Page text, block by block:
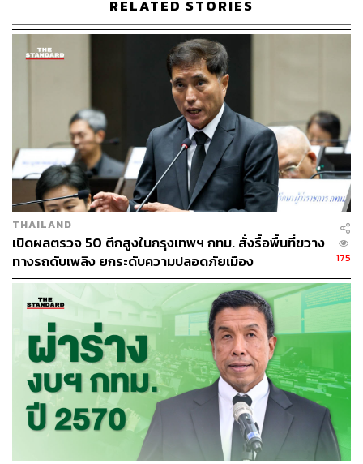
กทม. เข้าไปเก็บขยะในหมู่บ้านไม่ได้ โดยจ้างคนในชุมชนมา
ช่วยจัดการ เป็นการลดภาระเมืองและสร้างงานในพื้นที่ไป
พร้อมกัน
นอกจากนี้ ยังมีแผนยกระดับอาชีพซาเล้งให้เป็นส่วนหนึ่งของ
ระบบจัดการขยะอย่างเป็นทางการ ผ่านการอบรมและขึ้น
ทะเบียน เพื่อให้สามารถเข้าไปเก็บขยะรีไซเคิลในหมู่บ้านและ
ชุมชนได้อย่างเป็นระบบ ช่วยลดปริมาณขยะที่ กทม. ต้องจัด
เก็บ และทำให้อาชีพซาเล้งมีบทบาทชัดเจนในห่วงโซ่การ
จัดการขยะของเมือง
อีกกลไกหนึ่งคือการสร้าง ‘อาสาสมัครไม่เทรวม’ โดยจ้างผู้สูง
อายุและกลุ่มเปราะบางเป็นรายชั่วโมง เพื่อดูแลจุดทิ้งขยะ
ตรวจการแยกขยะ รณรงค์รายบ้าน และเฝ้าระวังการลักลอบ
ทิ้งขยะในพื้นที่สาธารณะหรือริมคลอง พร้อมเชื่อมโยงกับ
BKK Food Bank เพื่อจัดการสต็อกอาหารและส่งต่อให้ผู้ที่
ต้องการในชุมชน
ส่วนความกังวลของประชาชนว่า เมื่อแยกขยะแล้ว กทม. จะ
นำไปเทรวมอีกหรือไม่ ชัชชาติยืนยันว่า รถขยะมีพื้นที่แยก
สำหรับขยะเปียก และหากพบปัญหาเจ้าหน้าที่เทรวม
ประชาชนสามารถแจ้งผ่าน Traffy Fondue ได้ทันที เพราะเรา
มีปุ่มเฉพาะสำหรับแจ้งเรื่องเทรวมอยู่แล้ว
RELATED STORIES
THAILAND
เปิดผลตรวจ 50 ตึกสูงในกรุงเทพฯ กทม. สั่งรื้อพื้นที่ขวาง
ทางรถดับเพลิง ยกระดับความปลอดภัยเมือง
175